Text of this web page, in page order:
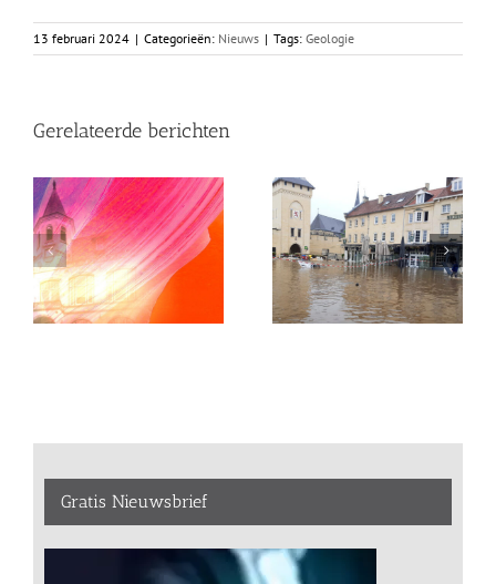
13 februari 2024 | Categorieën: Nieuws | Tags: Geologie
Gerelateerde berichten
Gratis Nieuwsbrief